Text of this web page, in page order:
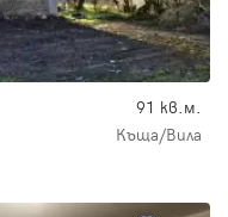
91 кв.м.
Къща/Вила